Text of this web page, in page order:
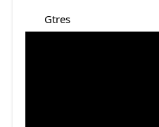
Gtres